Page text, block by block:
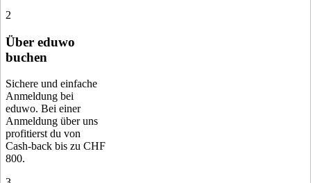
2
Über eduwo
buchen
Sichere und einfache
Anmeldung bei
eduwo. Bei einer
Anmeldung über uns
profitierst du von
Cash-back bis zu CHF
800.